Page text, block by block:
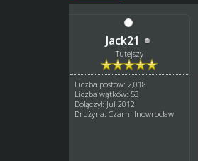
Jack21
Tutejszy
Liczba postów: 2,018
Liczba wątków: 53
Dołączył: Jul 2012
Drużyna: Czarni Inowrocław